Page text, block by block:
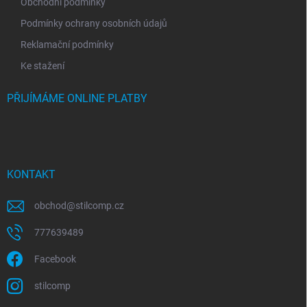
Obchodní podmínky
Podmínky ochrany osobních údajů
Reklamační podmínky
Ke stažení
PŘIJÍMÁME ONLINE PLATBY
KONTAKT
obchod@stilcomp.cz
777639489
Facebook
stilcomp